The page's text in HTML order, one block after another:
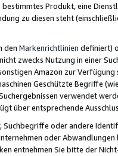
bestimmtes Produkt, eine
zu diesen steht
den Markenrichtlinien definiert)
nicht zwecks Nutzung in einer
Amazon zur
Geschützte Begriffe
verwendet
über entsprechende
oder andere
oder
entnehmen Sie bitte der